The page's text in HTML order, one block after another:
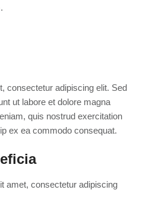
consectetur adipiscing elit. Sed
ut labore et dolore magna
quis nostrud exercitation
ex ea commodo consequat.
amet, consectetur adipiscing